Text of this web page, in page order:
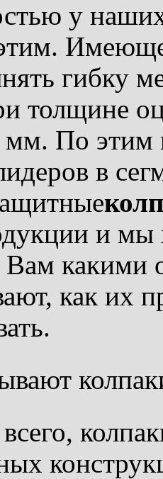
у
гибку
толщине
мм. По этим
в
и мы
Вам
как их